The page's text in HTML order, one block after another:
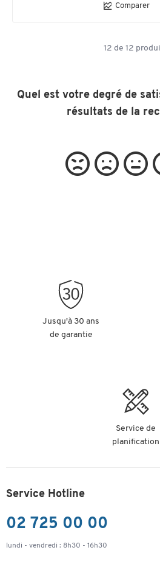
Comparer
12 de 12
Quel est votre degré de
résultats de la
Jusqu'à 30 ans
de garantie
Service de
planification
Service Hotline
02 725 00 00
lundi - vendredi : 8h30 - 16h30